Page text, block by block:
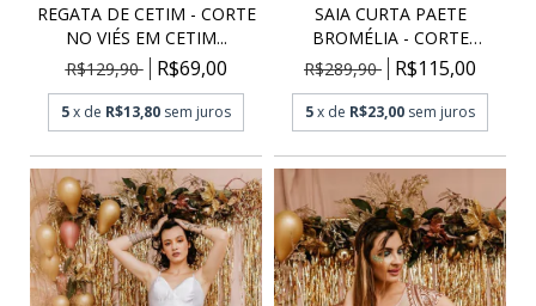
REGATA DE CETIM - CORTE
NO VIÉS EM CETIM...
R$129,90
R$69,00
5x de R$13,80 sem juros
SAIA CURTA PAETE
BROMÉLIA - CORTE
EVASÊ,...
R$289,90 R$115,00
5x de R$23,00 sem juros